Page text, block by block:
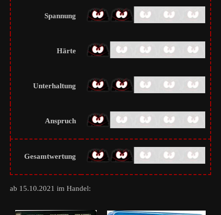
Spannung
Härte
Unterhaltung
Anspruch
Gesamtwertung
ab 15.10.2021 im Handel: